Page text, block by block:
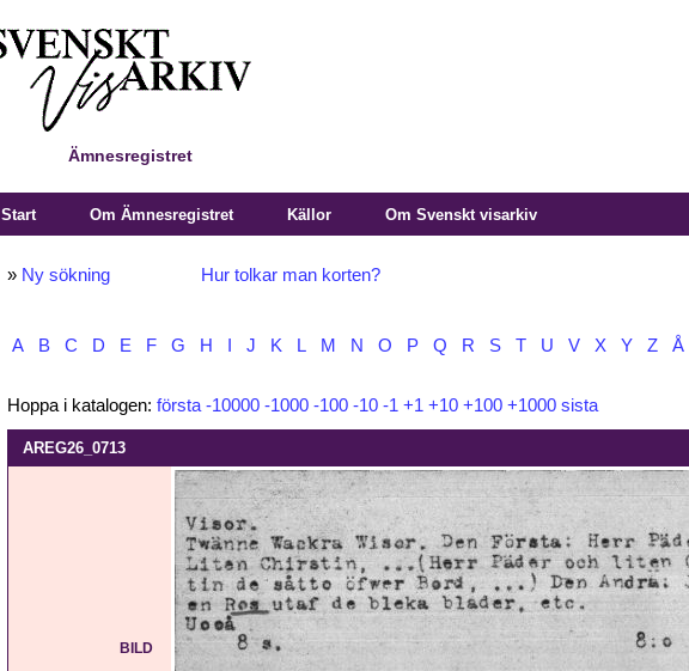
Ämnesregistret
Start Om Ämnesregistret Källor Om Svenskt visarkiv
» Ny sökning Hur tolkar man korten?
A B C D E F G H J K L M N O P Q R S T U V X Y Z Å
Hoppa i katalogen: första -10000 -1000 -100 -10 -1 +1 +10 +100 +1000 sista
AREG26_0713
BILD